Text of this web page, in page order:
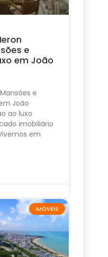
e
em João
e
João
ao luxo
imobiliário
em
IMÓVEIS